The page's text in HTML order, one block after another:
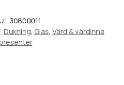
30800011
, Dukning, Glas, Värd & värdinna